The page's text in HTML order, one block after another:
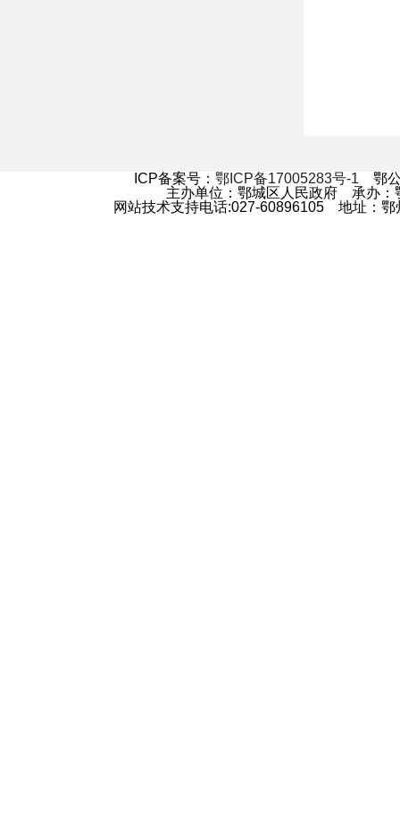
ICP备案号： 鄂ICP备17005283号-1 鄂公
主办单位：鄂城区人民政府 承办
网站技术支持电话:027-60896105 地址：